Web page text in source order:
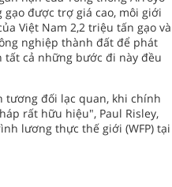
được trợ giá cao, môi giới
Việt Nam 2,2 triệu tấn gạo và
nghiệp thành đất để phát
cả những bước đi này đều
tương đối lạc quan, khi chính
rất hữu hiệu", Paul Risley,
lương thực thế giới (WFP) tại